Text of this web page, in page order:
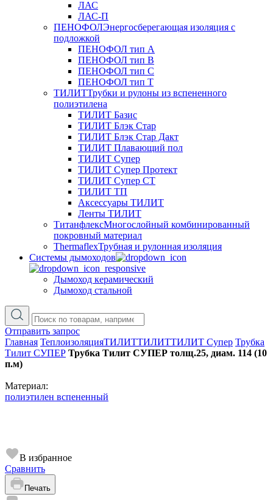
ЛАС
ЛАС-П
ПЕНОФОЛЭнергосберегающая изоляция с
подложкой
ПЕНОФОЛ тип А
ПЕНОФОЛ тип B
ПЕНОФОЛ тип C
ПЕНОФОЛ тип T
ТИЛИТТрубки и рулоны из вспененного
полиэтилена
ТИЛИТ Базис
ТИЛИТ Блэк Стар
ТИЛИТ Блэк Стар Дакт
ТИЛИТ Плавающий пол
ТИЛИТ Супер
ТИЛИТ Супер Протект
ТИЛИТ Супер СТ
ТИЛИТ ТП
Аксессуары ТИЛИТ
Ленты ТИЛИТ
ТитанфлексМногослойный комбинированный
покровный материал
ThermaflexТрубная и рулонная изоляция
Cистемы дымоходов
Дымоход керамический
Дымоход стальной
Отправить запрос
Главная ТеплоизоляцияТИЛИТТИЛИТТИЛИТ Супер Трубка
Тилит СУПЕР Трубка Тилит СУПЕР толщ.25, диам. 114 (10
п.м)
Материал:
полиэтилен вспененный
В избранное
Сравнить
Печать